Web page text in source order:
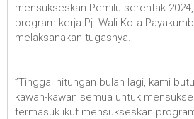
mensukseskan Pemilu serentak
program kerja Pj. Wali Kota
melaksanakan tugasnya.
”Tinggal hitungan bulan lagi, kami
kawan-kawan semua untuk
termasuk ikut mensukseskan